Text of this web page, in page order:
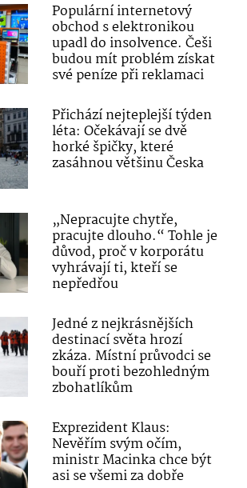
Populární internetový
obchod s elektronikou
upadl do insolvence. Češi
budou mít problém získat
své peníze při reklamaci
Přichází nejteplejší týden
léta: Očekávají se dvě
horké špičky, které
zasáhnou většinu Česka
„Nepracujte chytře,
pracujte dlouho.“ Tohle je
důvod, proč v korporátu
vyhrávají ti, kteří se
nepředřou
Jedné z nejkrásnějších
destinací světa hrozí
zkáza. Místní průvodci se
bouří proti bezohledným
zbohatlíkům
Exprezident Klaus:
Nevěřím svým očím,
ministr Macinka chce být
asi se všemi za dobře